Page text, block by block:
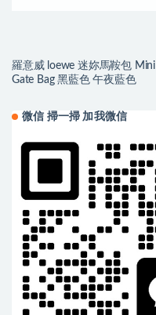
羅意威 loewe 迷妳馬鞍包 Mini
Gate Bag 黑藍色 午夜藍色
微信 掃一掃 加我微信